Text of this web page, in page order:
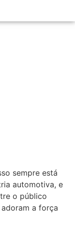
sempre está
automotiva, e
o público
a força